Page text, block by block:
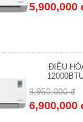
5,900,000
ĐIỀU
8,950,000 đ
6,900,000